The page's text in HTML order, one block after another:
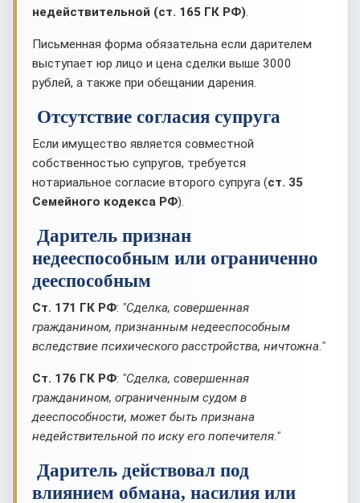
недействительной (ст. 165 ГК РФ).
Письменная форма обязательна если дарителем
выступает юр лицо и цена сделки выше 3000
рублей, а также при обещании дарения.
Отсутствие согласия супруга
Если имущество является совместной
собственностью супругов, требуется
нотариальное согласие второго супруга (ст. 35
Семейного кодекса РФ).
Даритель признан
недееспособным или ограниченно
дееспособным
Ст. 171 ГК РФ: "Сделка, совершенная
гражданином, признанным недееспособным
вследствие психического расстройства, ничтожна."
Ст. 176 ГК РФ: "Сделка, совершенная
гражданином, ограниченным судом в
дееспособности, может быть признана
недействительной по иску его попечителя."
Даритель действовал под
влиянием обмана, насилия или